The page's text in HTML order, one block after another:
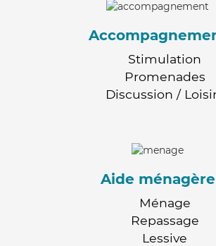
Stimulation
Promenades
Discussion /
Aide ménagère
Ménage
Repassage
Lessive